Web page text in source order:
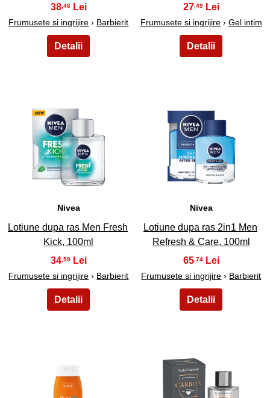
38 ,46
Frumusete si ingrijire › Barbierit
27,49
Frumusete si ingrijire› Gel intim
41
Nivea
Lotiune dupa ras Men Fresh
Kick, 100ml
34,59
Frumusete si ingrijire › Barbierit
Nivea
Lotiune dupa ras 2in1 Men
Refresh & Care, 100ml
65,74
Frumusete si ingrijire › Barbierit